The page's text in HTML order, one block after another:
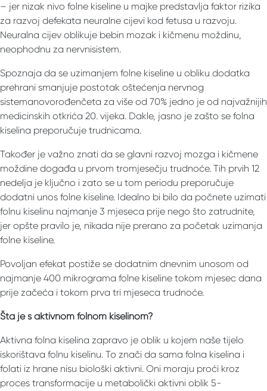
– jer nizak nivo folne kiseline u majke predstavlja faktor rizika
za razvoj defekata neuralne cijevi kod fetusa u razvoju.
Neuralna cijev oblikuje bebin mozak i kičmenu moždinu,
neophodnu za nervnisistem.
Spoznaja da se uzimanjem folne kiseline u obliku dodatka
prehrani smanjuje postotak oštećenja nervnog
sistemanovorođenčeta za više od 70% jedno je od najvažnijih
medicinskih otkrića 20. vijeka. Dakle, jasno je zašto se folna
kiselina preporučuje trudnicama.
Također je važno znati da se glavni razvoj mozga i kičmene
moždine događa u prvom tromjesečju trudnoće. Tih prvih 12
nedelja je ključno i zato se u tom periodu preporučuje
dodatni unos folne kiseline. Idealno bi bilo da počnete uzimati
folnu kiselinu najmanje 3 mjeseca prije nego što zatrudnite,
jer opšte pravilo je, nikada nije prerano za početak uzimanja
folne kiseline.
Povoljan efekat postiže se dodatnim dnevnim unosom od
najmanje 400 mikrograma folne kiseline tokom mjesec dana
prije začeća i tokom prva tri mjeseca trudnoće.
Šta je s aktivnom folnom kiselinom?
Aktivna folna kiselina zapravo je oblik u kojem naše tijelo
iskorištava folnu kiselinu. To znači da sama folna kiselina i
folati iz hrane nisu biološki aktivni. Oni moraju proći kroz
proces transformacije u metabolički aktivni oblik 5-